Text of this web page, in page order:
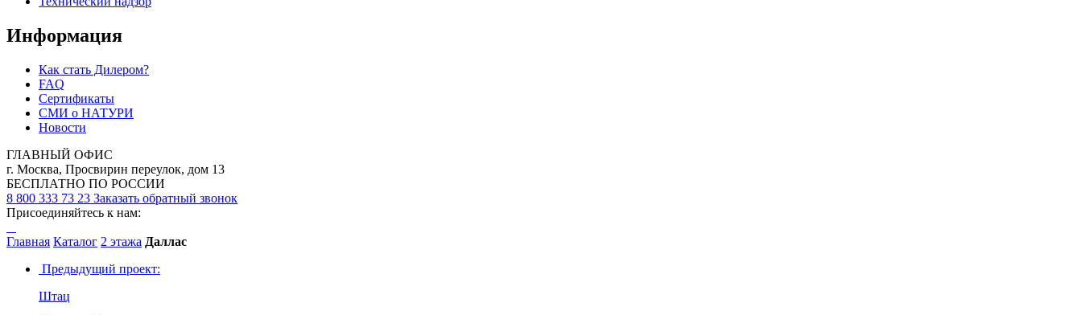
Информация
Как стать Дилером?
FAQ
Сертификаты
СМИ о НАТУРИ
Новости
ГЛАВНЫЙ ОФИС
г. Москва, Просвирин переулок, дом 13
БЕСПЛАТНО ПО РОССИИ
8 800 333 73 23 Заказать обратный звонок
Присоединяйтесь к нам:
Главная Каталог 2 этажа Даллас
Предыдущий проект:
Штац